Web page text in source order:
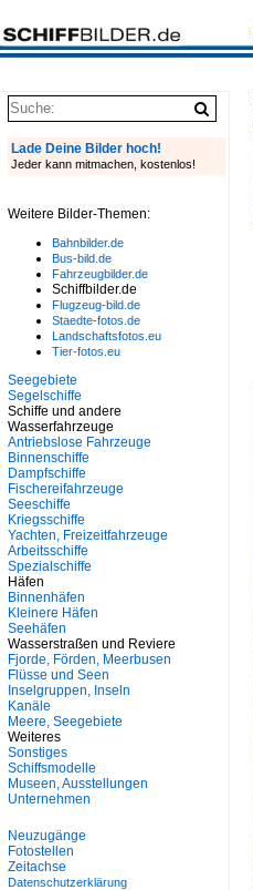
Lade Deine Bilder hoch!
Jeder kann mitmachen, kostenlos!
Weitere Bilder-Themen:
Bahnbilder.de
Bus-bild.de
Fahrzeugbilder.de
Schiffbilder.de
Flugzeug-bild.de
Staedte-fotos.de
Landschaftsfotos.eu
Tier-fotos.eu
Seegebiete
Segelschiffe
Schiffe und andere
Wasserfahrzeuge
Antriebslose Fahrzeuge
Binnenschiffe
Dampfschiffe
Fischereifahrzeuge
Seeschiffe
Kriegsschiffe
Yachten, Freizeitfahrzeuge
Arbeitsschiffe
Spezialschiffe
Häfen
Binnenhäfen
Kleinere Häfen
Seehäfen
Wasserstraßen und Reviere
Fjorde, Förden, Meerbusen
Flüsse und Seen
Inselgruppen, Inseln
Kanäle
Meere, Seegebiete
Weiteres
Sonstiges
Schiffsmodelle
Museen, Ausstellungen
Unternehmen
Neuzugänge
Fotostellen
Zeitachse
Datenschutzerklärung